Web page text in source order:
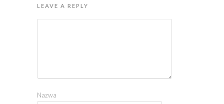
LEAVE A REPLY
Nazwa